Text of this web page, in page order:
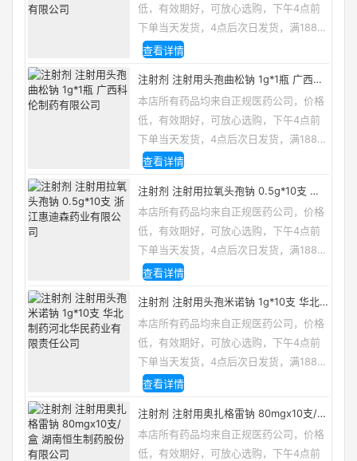
低，有效期好，可放心选购，下午4点前
下单当天发货，4点后次日发货，满188包
邮，咨询电话/微信：13335162133
查看详情
注射剂 注射用头孢曲松钠 1g*1瓶 广西科
伦制药有限公司
本店所有药品均来自正规医药公司，价格
低，有效期好，可放心选购，下午4点前
下单当天发货，4点后次日发货，满188包
邮，咨询电话/微信：13335162133
查看详情
注射剂 注射用拉氧头孢钠 0.5g*10支 浙
江惠迪森药业有限公司
本店所有药品均来自正规医药公司，价格
低，有效期好，可放心选购，下午4点前
下单当天发货，4点后次日发货，满188包
邮，咨询电话/微信：13335162133
查看详情
注射剂 注射用头孢米诺钠 1g*10支 华北
制药河北华民药业有限责任公司
本店所有药品均来自正规医药公司，价格
低，有效期好，可放心选购，下午4点前
下单当天发货，4点后次日发货，满188包
邮，咨询电话/微信：13335162133
查看详情
注射剂 注射用奥扎格雷钠 80mgx10支/盒
湖南恒生制药股份有限公司
本店所有药品均来自正规医药公司，价格
低，有效期好，可放心选购，下午4点前